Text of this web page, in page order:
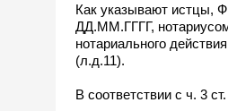
Как указывают истцы,
ДД.ММ.ГГГГ,
нотариального
(л.д.11).
В соответствии с ч. 3 ст.